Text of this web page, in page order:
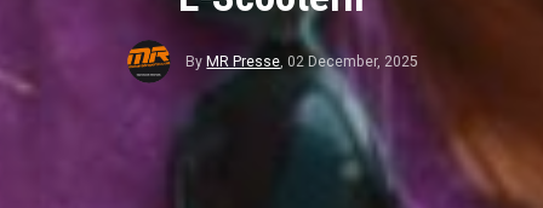
ByMR Presse 02 December, 2025